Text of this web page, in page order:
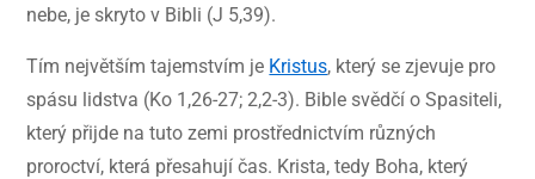
nebe, je skryto v Bibli (J 5,39).
Tím největším tajemstvím je Kristus, který se zjevuje pro
spásu lidstva (Ko 1,26-27; 2,2-3). Bible svědčí o Spasiteli,
který přijde na tuto zemi prostřednictvím různých
proroctví, která přesahují čas. Krista, tedy Boha, který